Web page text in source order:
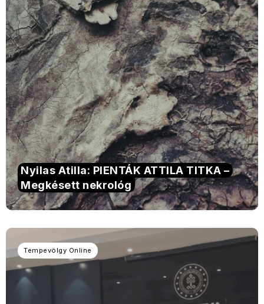
Nyilas Atilla: PIENTÁK ATTILA TITKA –
Megkésett nekrológ
Tempevölgy Online